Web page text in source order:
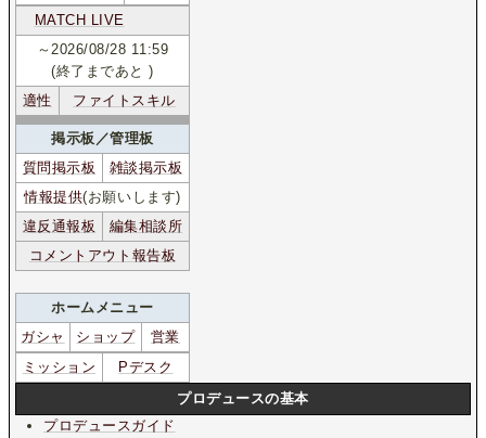
MATCH LIVE
適性 ファイトスキル
～2026/08/28 11:59
(終了まであと)
違反通報板
編集相談所
コメントアウト報告板
掲示板／管理板
質問掲示板
雑談掲示板
情報提供(お願いします)
ホームメニュー
ガシャ
ショップ
営業
ミッション
Pデスク
プロデュースの基本
プロデュースガイド